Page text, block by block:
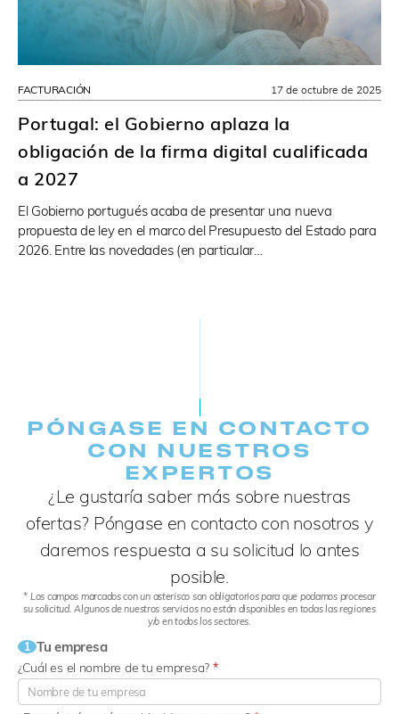
FACTURACIÓN
Portugal: el Gobierno aplaza la
obligación de la firma digital cualificada
a 2027
El Gobierno portugués acaba de presentar una nueva
propuesta de ley en el marco del Presupuesto del Estado para
2026. Entre las novedades (en particular…
17 de octubre de 2025
PÓNGASE EN CONTACTO
CON NUESTROS
EXPERTOS
¿Le gustaría saber más sobre nuestras
ofertas? Póngase en contacto con nosotros y
daremos respuesta a su solicitud lo antes
posible.
* Los campos marcados con un asterisco son obligatorios para que podamos procesar
su solicitud. Algunos de nuestros servicios no están disponibles en todas las regiones
y/o en todos los sectores.
1 Tu empresa
¿Cuál es el nombre de tu empresa? *